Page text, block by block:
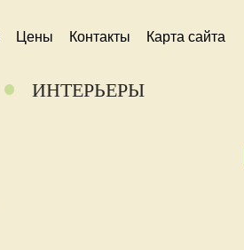
Цены Контакты Карта сайта
ИНТЕРЬЕРЫ